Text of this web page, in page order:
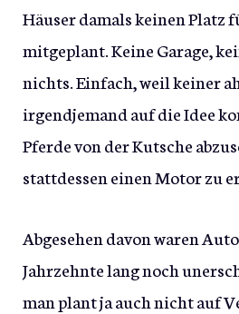
Häuser damals keinen Platz
mitgeplant. Keine Garage,
nichts. Einfach, weil keiner
irgendjemand auf die Idee
Pferde von der Kutsche
stattdessen einen Motor zu
Abgesehen davon waren
Jahrzehnte lang noch
man plant ja auch nicht auf